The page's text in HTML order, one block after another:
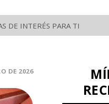
DE INTERÉS PARA TI
DE 2026